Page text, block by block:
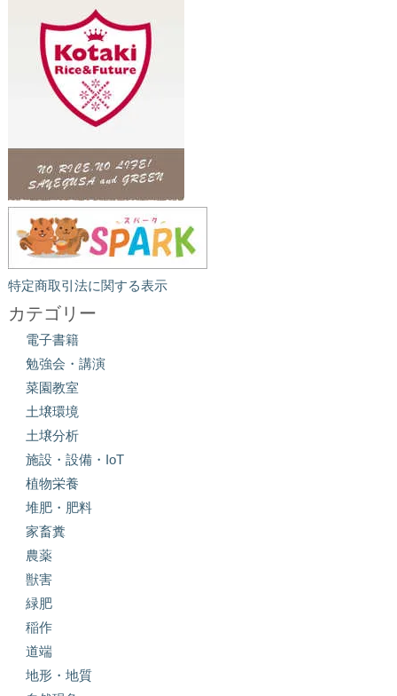
特定商取引法に関する表示
カテゴリー
電子書籍
勉強会・講演
菜園教室
土壌環境
土壌分析
施設・設備・IoT
植物栄養
堆肥・肥料
家畜糞
農薬
獣害
緑肥
稲作
道端
地形・地質